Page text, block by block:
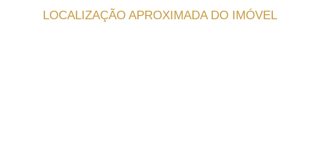
LOCALIZAÇÃO APROXIMADA DO IMÓVEL